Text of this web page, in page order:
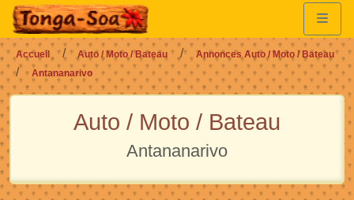
Accueil Auto / Moto / Bateau
Annonces Auto / Moto / Bateau
Antananarivo
Auto / Moto / Bateau
Antananarivo